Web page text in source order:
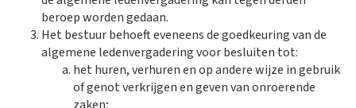
beroep worden gedaan.
Het bestuur behoeft eveneens de goedkeuring van de
algemene ledenvergadering voor besluiten tot:
het huren, verhuren en op andere wijze in gebruik
of genot verkrijgen en geven van onroerende